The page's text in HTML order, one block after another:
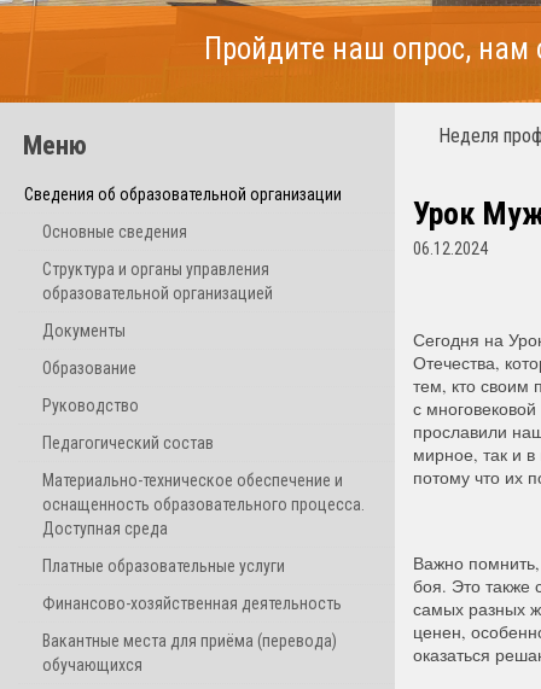
Пройдите наш опрос,
Меню
Сведения об образовательной организации
Основные сведения
Структура и органы управления
образовательной организацией
Документы
Образование
Руководство
Педагогический состав
Материально-техническое обеспечение и
оснащенность образовательного процесса.
Доступная среда
Платные образовательные услуги
Финансово-хозяйственная деятельность
Вакантные места для приёма (перевода)
обучающихся
Неделя
Урок
06.12.2024
Сегодня на
Отечества,
тем, кто своим
с
прославили
мирное, так и
потому что их
Важно
боя. Это также
самых разных
ценен,
оказаться